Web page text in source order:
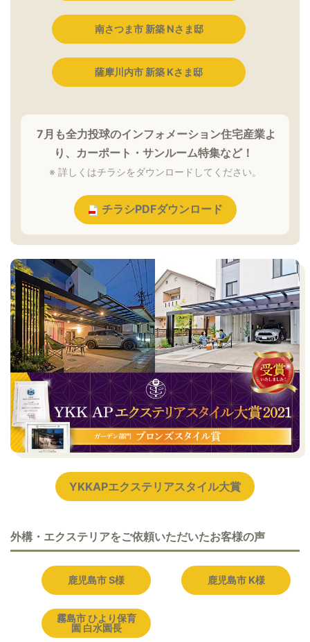
南さつま市 新築 Nさま邸
薩摩川内市 新築 Kさま邸
7月も全力投球のインフォメーション住宅産業よ
り、カーポート・サンルーム特集など！
※ 詳しくはチラシをダウンロードしてください。
チラシPDFダウンロード
YKKAPエクステリアスタイル大賞
外構・エクステリアをご依頼いただいたお客様の声
鹿児島市 S様 鹿児島市 K様
霧島市 ひより保育
園 白水園長